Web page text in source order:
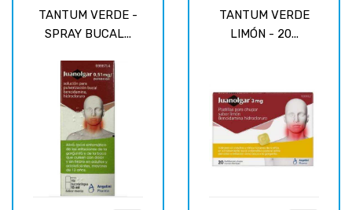
TANTUM VERDE -
SPRAY BUCAL...
TANTUM VERDE
LIMÓN - 20...